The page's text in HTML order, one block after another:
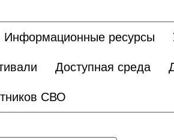
Информационные ресурсы
Доступная среда
СВО